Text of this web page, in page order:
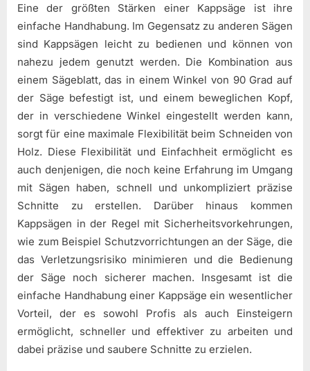
Eine der größten Stärken einer Kappsäge ist ihre
einfache Handhabung. Im Gegensatz zu anderen Sägen
sind Kappsägen leicht zu bedienen und können von
nahezu jedem genutzt werden. Die Kombination aus
einem Sägeblatt, das in einem Winkel von 90 Grad auf
der Säge befestigt ist, und einem beweglichen Kopf,
der in verschiedene Winkel eingestellt werden kann,
sorgt für eine maximale Flexibilität beim Schneiden von
Holz. Diese Flexibilität und Einfachheit ermöglicht es
auch denjenigen, die noch keine Erfahrung im Umgang
mit Sägen haben, schnell und unkompliziert präzise
Schnitte zu erstellen. Darüber hinaus kommen
Kappsägen in der Regel mit Sicherheitsvorkehrungen,
wie zum Beispiel Schutzvorrichtungen an der Säge, die
das Verletzungsrisiko minimieren und die Bedienung
der Säge noch sicherer machen. Insgesamt ist die
einfache Handhabung einer Kappsäge ein wesentlicher
Vorteil, der es sowohl Profis als auch Einsteigern
ermöglicht, schneller und effektiver zu arbeiten und
dabei präzise und saubere Schnitte zu erzielen.